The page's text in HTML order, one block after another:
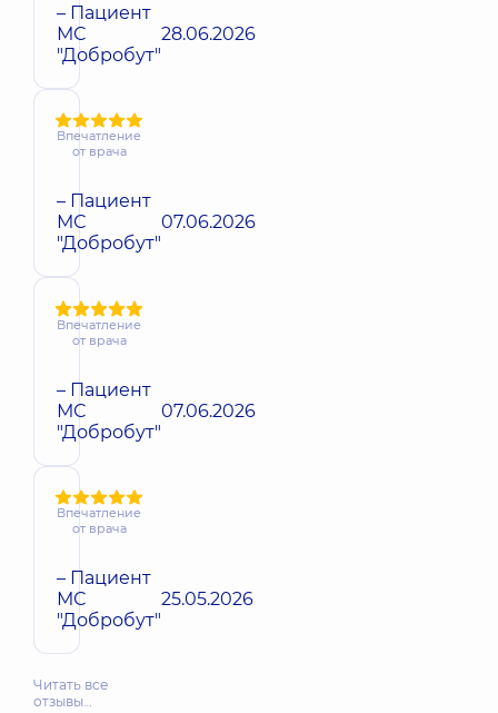
– Пациент
МС
"Добробут"
28.06.2026
Впечатление
от врача
– Пациент
МС
"Добробут"
07.06.2026
Впечатление
от врача
– Пациент
МС
"Добробут"
07.06.2026
Впечатление
от врача
– Пациент
МС
"Добробут"
25.05.2026
Читать все
отзывы…